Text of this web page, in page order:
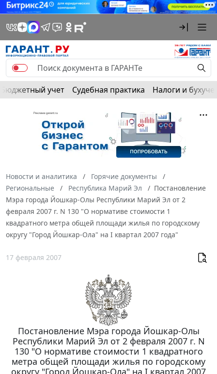
Бюджетный учет Судебная практика Налоги и
Новости и аналитика
Горячие документы
Региональные
Республика Марий Эл
Постановление
Мэра города Йошкар-Олы Республики Марий Эл от 2
февраля 2007 г. N 130 "О нормативе стоимости 1
квадратного метра общей площади жилья по городскому
округу "Город Йошкар-Ола" на I квартал 2007 года"
17 февраля 2007
Постановление Мэра города Йошкар-Олы
Республики Марий Эл от 2 февраля 2007 г. N
130 "О нормативе стоимости 1 квадратного
метра общей площади жилья по городскому
округу "Город Йошкар-Ола" на I квартал 2007